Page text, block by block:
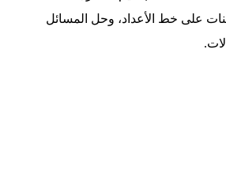
على خط الأعداد، وحل المسائل